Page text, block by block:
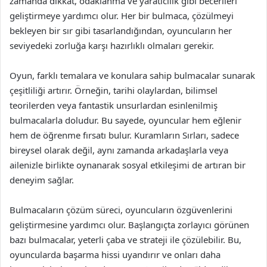
geliştirmeye yardımcı olur. Her bir bulmaca, çözülmeyi
bekleyen bir sır gibi tasarlandığından, oyuncuların her
seviyedeki zorluğa karşı hazırlıklı olmaları gerekir.
Oyun, farklı temalara ve konulara sahip bulmacalar sunarak
çeşitliliği artırır. Örneğin, tarihi olaylardan, bilimsel
teorilerden veya fantastik unsurlardan esinlenilmiş
bulmacalarla doludur. Bu sayede, oyuncular hem eğlenir
hem de öğrenme fırsatı bulur. Kuramların Sırları, sadece
bireysel olarak değil, aynı zamanda arkadaşlarla veya
ailenizle birlikte oynanarak sosyal etkileşimi de artıran bir
deneyim sağlar.
Bulmacaların çözüm süreci, oyuncuların özgüvenlerini
geliştirmesine yardımcı olur. Başlangıçta zorlayıcı görünen
bazı bulmacalar, yeterli çaba ve strateji ile çözülebilir. Bu,
oyuncularda başarma hissi uyandırır ve onları daha